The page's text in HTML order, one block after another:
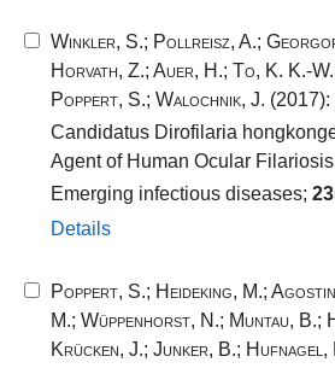
Winkler, S.; Pollreisz, A.;
Horvath, Z.; Auer, H.; To, K. K.-W.
Poppert, S.; Walochnik, J. (2017):
Candidatus Dirofilaria
Agent of Human Ocular
Emerging infectious diseases; 23
Details
Poppert, S.; Heideking, M.;
M.; Wüppenhorst, N.; Muntau, B.;
Krücken, J.; Junker, B.; Hufnagel,